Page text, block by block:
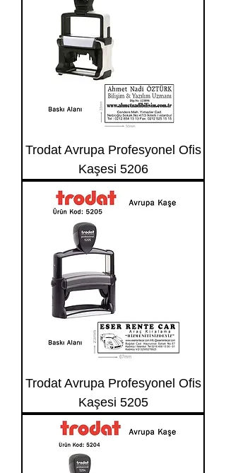
Trodat Avrupa Profesyonel Ofis
Kaşesi 5206
Trodat Avrupa Profesyonel Ofis
Kaşesi 5205